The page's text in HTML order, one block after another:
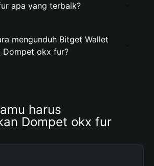
apa yang terbaik?
mengunduh Bitget Wallet
Dompet okx fur?
harus
Dompet okx fur